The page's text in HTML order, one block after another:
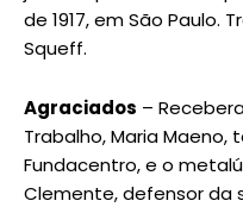
de 1917, em São Paulo.
Squeff.
Agraciados –
Trabalho, Maria
Fundacentro, e o
Clemente, defensor da